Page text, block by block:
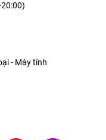
- Máy tính